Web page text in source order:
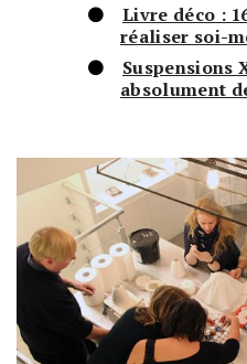
Livre déco :
réaliser soi-
Suspensions
absolument